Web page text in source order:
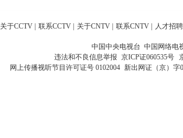
关于CCTV 联系CCTV 关于CNTV 联系CNTV 人才招聘
中国中央电视台 中国网络电
违法和不良信息举报 京ICP证060535号
网上传播视听节目许可证号 0102004 新出网证（京）